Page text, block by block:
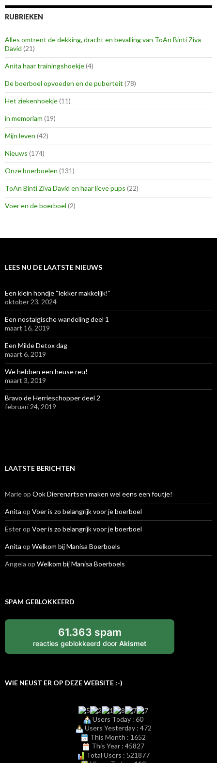
RUBRIEKEN
Alles omtrent de dekking, dracht en bevalling van ToAn Binti Ziva
David (21)
Anita haar trainingshoekje(4)
De boerboel opvoeden en de puberteit (78)
Het ziekenhoekje(11)
in memoriam (19)
Mijn leven (42)
Nieuws (174)
Onze boerboelen (131)
ToAn Binti Ziva David en haar lieve pups (22)
Voer en de boerboel (2)
LEES NU DE LAATSTE NIEUWS
Een klein hondje “lekker makkelijk!”
oktober 23, 2024
Een nostalgische wandeling deel 1
maart 16, 2019
Een Milde Detox dag
maart 6, 2019
We hebben een heuse reu!
maart 3, 2019
Bravo de Herrieschopper deel 2
februari 24, 2019
LAATSTE BERICHTEN
Marieop Ook Dierenartsen maken wel eens een foutje!
Anita op Voer is zo belangrijk voor je boerboel
Esterop Voer is zo belangrijk voor je boerboel
Anita op Welkom bij Manisa Boerboels
Angela op Welkom bij Manisa Boerboels
SPAM GEBLOKKEERD
61.363 spam
reacties geblokkeerd door Akismet
WIE NEUST ER OP DEZE WEBSITE :-)
Users Today : 60
Users Yesterday : 472
This Month : 1652
This Year : 45827
Total Users : 521877